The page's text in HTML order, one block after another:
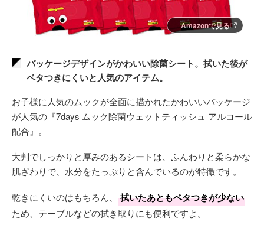
Amazonで見る
パッケージデザインがかわいい除菌シート。拭いた後が
ベタつきにくいと人気のアイテム。
お子様に人気のムックが全面に描かれたかわいいパッケージ
が人気の『7days ムック除菌ウェットティッシュ アルコール
配合』。
大判でしっかりと厚みのあるシートは、ふんわりと柔らかな
肌ざわりで、水分をたっぷりと含んでいるのが特徴です。
乾きにくいのはもちろん、 拭いたあともベタつきが少ない
ため、テーブルなどの拭き取りにも便利ですよ。